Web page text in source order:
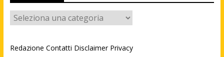
Categorie
Redazione Contatti Disclaimer Privacy